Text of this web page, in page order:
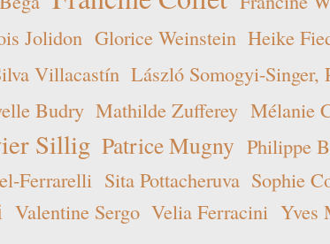
Jolidon Glorice Weinstein Heike
Villacastín László Somogyi-Singer,
Budry Mathilde Zufferey Mélanie
Sillig Patrice Mugny Philippe
Ferrarelli Sita Pottacheruva Sophie
Valentine Sergo Velia Ferracini Yves